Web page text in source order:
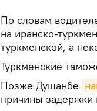
По словам
на иранско-
туркменской, а
Туркменские
Позже Душанбе
причины задержки